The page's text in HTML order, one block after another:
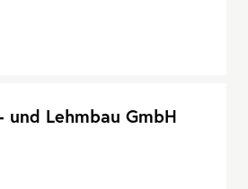
und Lehmbau GmbH